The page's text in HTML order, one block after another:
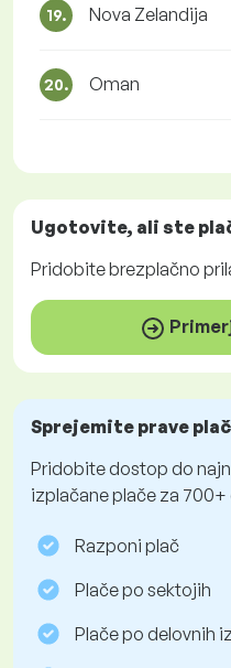
19. Nova Zelandija
20. Oman
Ugotovite, ali ste
Pridobitebrezplačno
Sprejemite prave
Pridobite dostop do
izplačane plače za
Razponi plač
Plače po sektojih
Plače po delovnih